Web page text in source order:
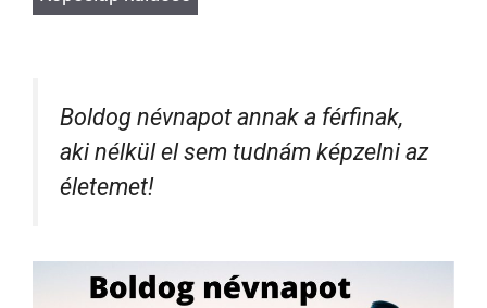
Boldog névnapot annak a férfinak,
aki nélkül el sem tudnám képzelni az
életemet!